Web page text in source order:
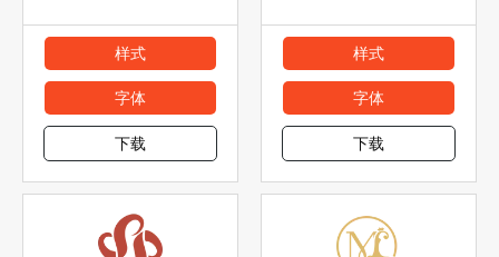
样式
字体
下载
样式
字体
下载